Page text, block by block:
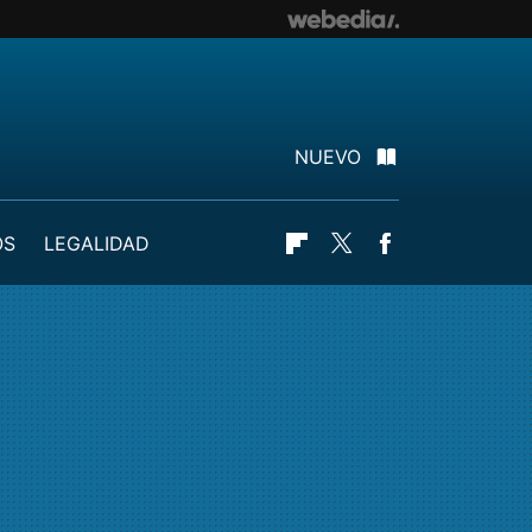
NUEVO
LEGALIDAD
Flipboard
Twitter